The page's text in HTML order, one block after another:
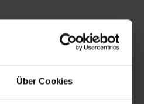
Über Cookies